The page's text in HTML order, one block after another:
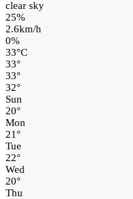
clear sky
25%
2.6km/h
0%
33°C
33°
33°
32°
Sun
20°
Mon
21°
Tue
22°
Wed
20°
Thu